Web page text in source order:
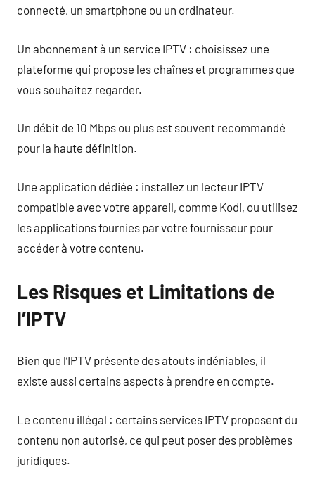
connecté, un smartphone ou un ordinateur.
Un abonnement à un service IPTV : choisissez une
plateforme qui propose les chaînes et programmes que
vous souhaitez regarder.
Un débit de 10 Mbps ou plus est souvent recommandé
pour la haute définition.
Une application dédiée : installez un lecteur IPTV
compatible avec votre appareil, comme Kodi, ou utilisez
les applications fournies par votre fournisseur pour
accéder à votre contenu.
Les Risques et Limitations de
l’IPTV
Bien que l’IPTV présente des atouts indéniables, il
existe aussi certains aspects à prendre en compte.
Le contenu illégal : certains services IPTV proposent du
contenu non autorisé, ce qui peut poser des problèmes
juridiques.